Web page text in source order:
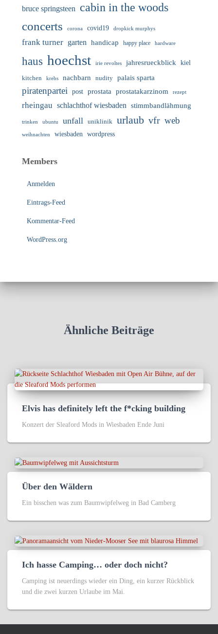
bruce springsteen
cabin in the woods
concerts
corona covid19 dropkick murphys
frank turner garten handicap happy place hardware
haus hoechst irie revoltes jahresrueckblick kiel
kitchen krebs nachbarn nudity palais sparta
piratenpartei post prostata prostatakarzinom rezept
rheingau schlachthof wiesbaden stimmbandlähmung
trinken ubuntu unfall uniklinik urlaub vfr web
weihnachten wiesbaden wordpress
Members
Anmelden
Eintrags-Feed
Kommentar-Feed
WordPress.org
Ähnliche Beiträge
Elvis has definitely left the f*cking building
Konzert der Sleaford Mods in Wiesbaden Ende Juni
Über den Wäldern
Ein bisschen was zum Baumwipfelweg in Bad Camberg
Ich hasse Camping… oder doch nicht?
Camping ist neuerdings wieder ein Ding, ein kurzer Rückblick
und die zwei kurzen Urlaube im Mai.